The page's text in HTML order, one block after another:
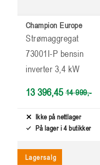
Champion Europe
Strømaggregat
73001I-P bensin
inverter 3,4 kW
13 396,45 14 999,-
Ikke på nettlager
På lager i 4 butikker